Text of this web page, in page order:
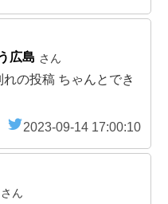
広島 さん
の投稿 ちゃんとでき
2023-09-14 17:00:10
さん